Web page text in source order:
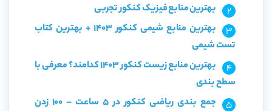
بهترین منابع فیزیک کنکور تجربی
بهترین منابع شیمی کنکور 1403 + بهترین کتاب
تست شیمی
بهترین منابع زیست کنکور 1403 کدامند؟ معرفی با
سطح بندی
جمع بندی ریاضی کنکور در 5 ساعت – 100 زدن